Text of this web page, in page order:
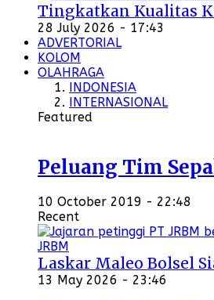
Tingkatkan Kualitas
28 July 2026 - 17:43
ADVERTORIAL
KOLOM
OLAHRAGA
INDONESIA
INTERNASIONAL
Featured
Peluang Tim
10 October 2019 - 22:48
Recent
Laskar Maleo Bolsel
13 May 2026 - 23:46